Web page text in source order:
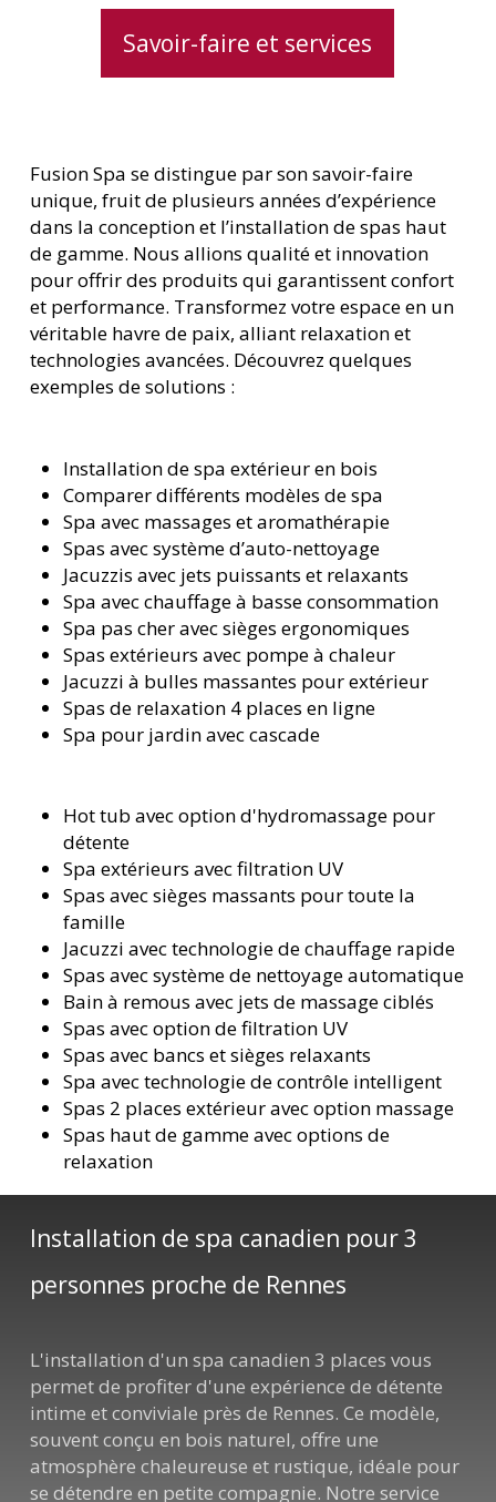
Savoir-faire et services
Fusion Spa se distingue par son savoir-faire
unique, fruit de plusieurs années d’expérience
dans la conception et l’installation de spas haut
de gamme. Nous allions qualité et innovation
pour offrir des produits qui garantissent confort
et performance. Transformez votre espace en un
véritable havre de paix, alliant relaxation et
technologies avancées. Découvrez quelques
exemples de solutions :
Installation de spa extérieur en bois
Comparer différents modèles de spa
Spa avec massages et aromathérapie
Spas avec système d’auto-nettoyage
Jacuzzis avec jets puissants et relaxants
Spa avec chauffage à basse consommation
Spa pas cher avec sièges ergonomiques
Spas extérieurs avec pompe à chaleur
Jacuzzi à bulles massantes pour extérieur
Spas de relaxation 4 places en ligne
Spa pour jardin avec cascade
Hot tub avec option d'hydromassage pour
détente
Spa extérieurs avec filtration UV
Spas avec sièges massants pour toute la
famille
Jacuzzi avec technologie de chauffage rapide
Spas avec système de nettoyage automatique
Bain à remous avec jets de massage ciblés
Spas avec option de filtration UV
Spas avec bancs et sièges relaxants
Spa avec technologie de contrôle intelligent
Spas 2 places extérieur avec option massage
Spas haut de gamme avec options de
relaxation
Installation de spa canadien pour 3
personnes proche de Rennes
L'installation d'un spa canadien 3 places vous
permet de profiter d'une expérience de détente
intime et conviviale près de Rennes. Ce modèle,
souvent conçu en bois naturel, offre une
atmosphère chaleureuse et rustique, idéale pour
se détendre en petite compagnie. Notre service